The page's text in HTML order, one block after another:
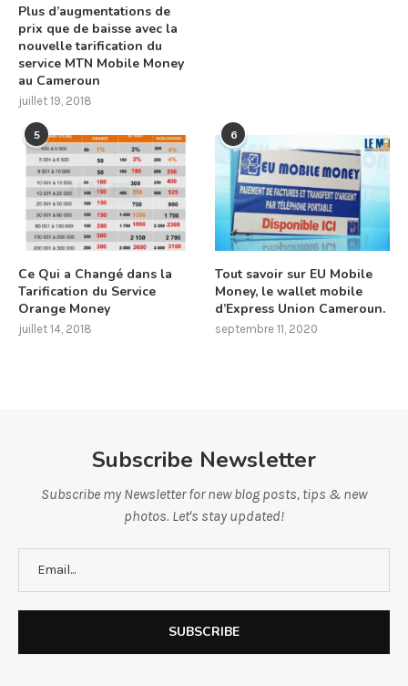
Plus d’augmentations de
prix que de baisse avec la
nouvelle tarification du
service MTN Mobile Money
au Cameroun
juillet 19, 2018
5
Ce Qui a Changé dans la
Tarification du Service
Orange Money
juillet 14, 2018
6
Tout savoir sur EU Mobile
Money, le wallet mobile
d’Express Union Cameroun.
septembre 11, 2020
Subscribe Newsletter
Subscribe my Newsletter for new blog posts, tips & new
photos. Let's stay updated!